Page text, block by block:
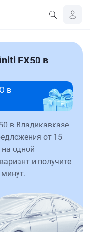
FX50 в
в
в Владикавказе
от 15
одной
и получите
минут.